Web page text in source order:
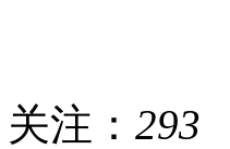
注： 293